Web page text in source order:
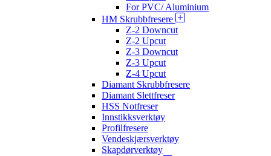
For PVC/ Aluminium
HM Skrubbfresere
Z-2 Downcut
Z-2 Upcut
Z-3 Downcut
Z-3 Upcut
Z-4 Upcut
Diamant Skrubbfresere
Diamant Slettfreser
HSS Notfreser
Innstikksverktøy
Profilfresere
Vendeskjærsverktøy
Skapdørverktøy